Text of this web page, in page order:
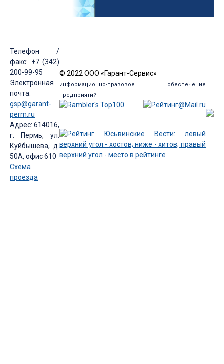
Телефон /
факс: +7 (342)
200-99-95
Электронная
почта:
gsp@garant-
perm.ru
Адрес: 614016,
г. Пермь, ул.
Куйбышева, д.
50А, офис 610
Схема
проезда
© 2022 ООО «Гарант-Сервис»
информационно-правовое обеспечение
предприятий